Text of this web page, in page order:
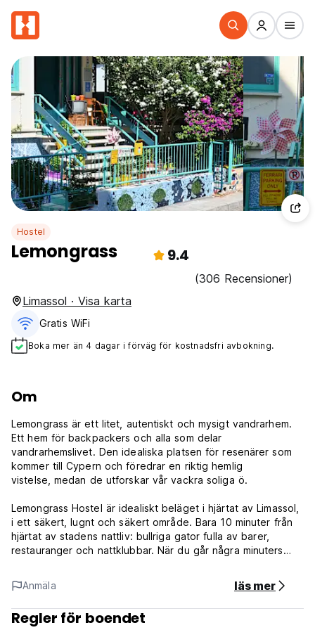
Hostel
Lemongrass 9.4
(306 Recensioner)
Limassol · Visa karta
Gratis WiFi
Boka mer än 4 dagar i förväg för kostnadsfri avbokning.
Om
Lemongrass är ett litet, autentiskt och mysigt vandrarhem.
Ett hem för backpackers och alla som delar
vandrarhemslivet. Den idealiska platsen för resenärer som
kommer till Cypern och föredrar en riktig hemlig
vistelse, medan de utforskar vår vackra soliga ö.
Lemongrass Hostel är idealiskt beläget i hjärtat av Limassol,
i ett säkert, lugnt och säkert område. Bara 10 minuter från
hjärtat av stadens nattliv: bullriga gator fulla av barer,
restauranger och nattklubbar. När du går några minuters
gatorna kommer du att upptäcka små lokala
hantverksbutiker, verkstäder, gallerier, souvenirbutiker,
matmarknad och designermodebutiker. Viktigast - bara 15
min till fots till stranden!
Anmäla läs mer
Regler för boendet